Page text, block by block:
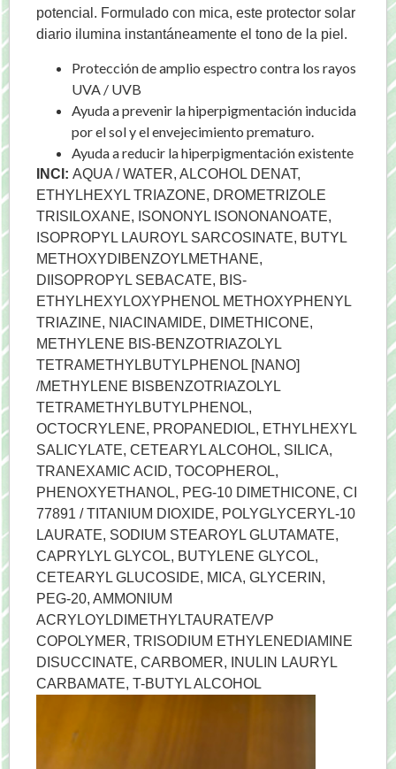
potencial. Formulado con mica, este protector solar
diario ilumina instantáneamente el tono de la piel.
Protección de amplio espectro contra los rayos
UVA / UVB
Ayuda a prevenir la hiperpigmentación inducida
por el sol y el envejecimiento prematuro.
Ayuda a reducir la hiperpigmentación existente
INCI: AQUA / WATER, ALCOHOL DENAT,
ETHYLHEXYL TRIAZONE, DROMETRIZOLE
TRISILOXANE, ISONONYL ISONONANOATE,
ISOPROPYL LAUROYL SARCOSINATE, BUTYL
METHOXYDIBENZOYLMETHANE,
DIISOPROPYL SEBACATE, BIS-
ETHYLHEXYLOXYPHENOL METHOXYPHENYL
TRIAZINE, NIACINAMIDE, DIMETHICONE,
METHYLENE BIS-BENZOTRIAZOLYL
TETRAMETHYLBUTYLPHENOL [NANO]
/METHYLENE BISBENZOTRIAZOLYL
TETRAMETHYLBUTYLPHENOL,
OCTOCRYLENE, PROPANEDIOL, ETHYLHEXYL
SALICYLATE, CETEARYL ALCOHOL, SILICA,
TRANEXAMIC ACID, TOCOPHEROL,
PHENOXYETHANOL, PEG-10 DIMETHICONE, CI
77891 / TITANIUM DIOXIDE, POLYGLYCERYL-10
LAURATE, SODIUM STEAROYL GLUTAMATE,
CAPRYLYL GLYCOL, BUTYLENE GLYCOL,
CETEARYL GLUCOSIDE, MICA, GLYCERIN,
PEG-20, AMMONIUM
ACRYLOYLDIMETHYLTAURATE/VP
COPOLYMER, TRISODIUM ETHYLENEDIAMINE
DISUCCINATE, CARBOMER, INULIN LAURYL
CARBAMATE, T-BUTYL ALCOHOL